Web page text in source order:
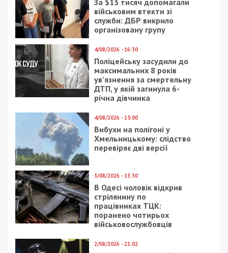
4/03/2017 - 12:00
Краски Днепра:
путеводитель по
муралам города
3/07/2018 - 12:55
В Днепре из-за
внешней проводки
чуть не сгорел дом